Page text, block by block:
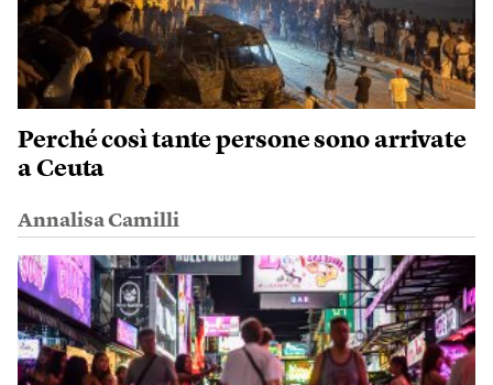
Perché così tante persone sono arrivate
a Ceuta
Annalisa Camilli